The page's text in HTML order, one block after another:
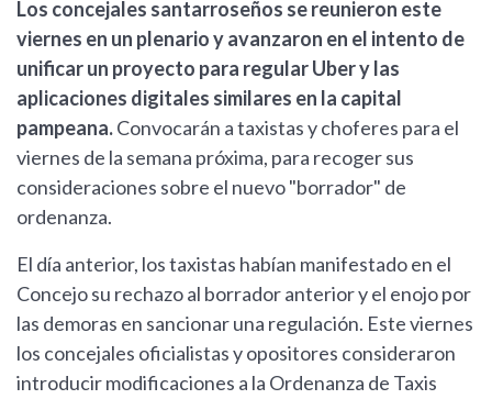
Los concejales santarroseños se reunieron este
viernes en un plenario y avanzaron en el intento de
unificar un proyecto para regular Uber y las
aplicaciones digitales similares en la capital
pampeana.Convocarán a taxistas y choferes para el
viernes de la semana próxima, para recoger sus
consideraciones sobre el nuevo "borrador" de
ordenanza.
El día anterior, los taxistas habían manifestado en el
Concejo su rechazo al borrador anterior y el enojo por
las demoras en sancionar una regulación. Este viernes
los concejales oficialistas y opositores consideraron
introducir modificaciones a la Ordenanza de Taxis